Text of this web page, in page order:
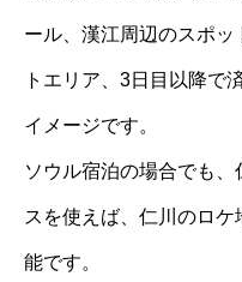
ール、漢江周辺のスポ
トエリア、3日目以降で
イメージです。
ソウル宿泊の場合でも
スを使えば、仁川のロ
能です。